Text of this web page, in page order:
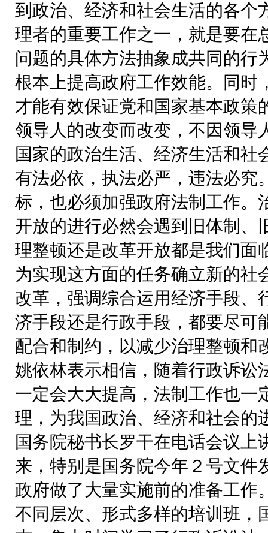
到政治、经济和社会生活的各个
理者的重要工作之一，就是要在
问题的具体方法抽象成共同的行
根本上提高政府工作效能。同时
才能有效保证党和国家基本政策
领导人的改变而改变，不因领导
国家的政治生活、经济生活和
有法必依，执法必严，违法必究
标，也必须加强政府法制工作。
开放的进行必然会遇到旧体制、
理整顿还是改革开放都是我们面
为实现这方面的任务确立新的社
改革，强调综合运用经济手段、
济手段还是行政手段，都要尽可
配合和制约，以减少治理整顿和
姚依林表示相信，随着行政诉讼
一定会大大提高，法制工作也一
理，为我国政治、经济和社会的
国务院秘书长罗干在电话会议
来，特别是国务院今年２号文件
政府做了大量实施前的准备工作
不同层次、形式多样的培训班，